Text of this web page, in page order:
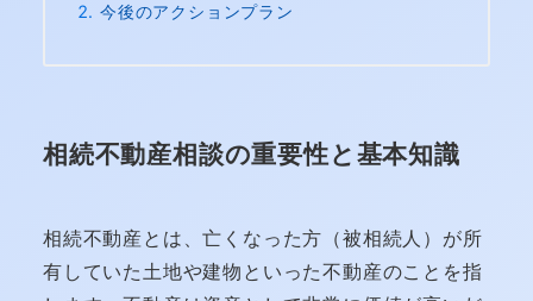
今後のアクションプラン
相続不動産相談の重要性と基本知識
相続不動産とは、亡くなった方（被相続人）が所
有していた土地や建物といった不動産のことを指